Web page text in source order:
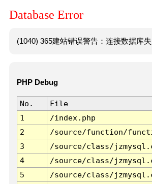
Database Error
(1040) 365建站错误警告：连接数据库
PHP Debug
No. File
1
/index.php
2
/source/function/
3
/source/class/
4
/source/class/
5
/source/class/